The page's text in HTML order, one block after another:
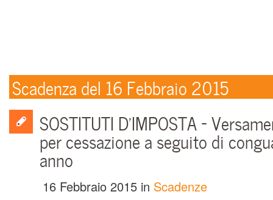
Scadenza del 16 Febbraio 2015
SOSTITUTI D’IMPOSTA –
per cessazione a seguito di
anno
16 Febbraio 2015 in Scadenze